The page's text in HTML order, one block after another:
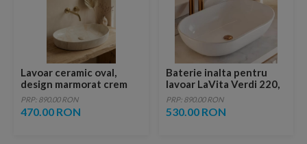
Lavoar ceramic oval,
design marmorat crem
lucios cu vene aurii,
ventil inclus
PRP: 890.00 RON
470.00 RON
Baterie inalta pentru
lavoar LaVita Verdi 220,
fara ventil, brushed
copper
PRP: 890.00 RON
530.00 RON